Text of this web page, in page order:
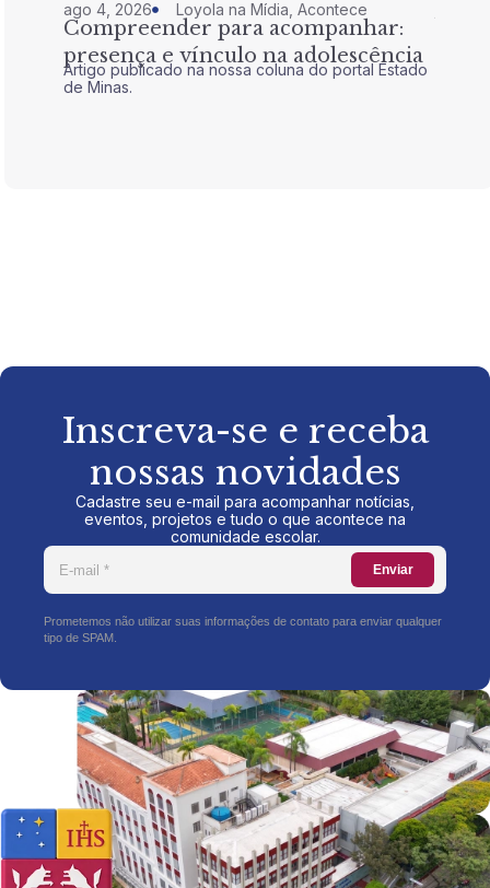
ago 4, 2026 Loyola na Mídia ,Acontece
Compreender para acompanhar:
presença e vínculo na adolescência
Artigo publicado na nossa coluna do portal Estado
de Minas.
Inscreva-se e receba
nossas novidades
Cadastre seu e-mail para acompanhar notícias,
eventos, projetos e tudo o que acontece na
comunidade escolar.
Enviar
Prometemos não utilizar suas informações de contato para enviar qualquer
tipo de SPAM.